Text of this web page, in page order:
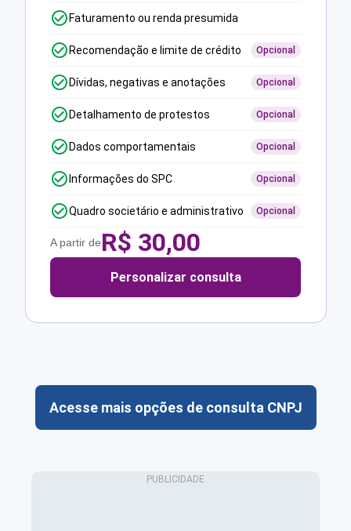
Faturamento ou renda presumida
Recomendação e limite de crédito Opcional
Dívidas, negativas e anotações Opcional
Detalhamento de protestos Opcional
Dados comportamentais Opcional
Informações do SPC Opcional
Quadro societário e administrativo Opcional
A partir deR$ 30,00
Personalizar consulta
Acesse mais opções de consulta CNPJ